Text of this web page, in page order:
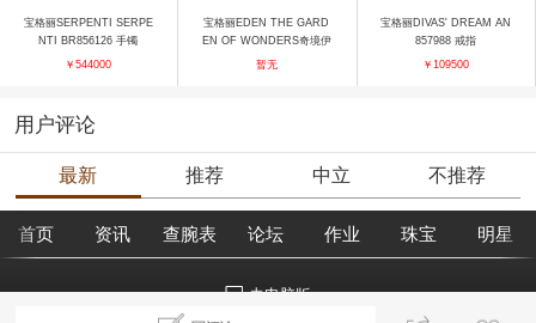
宝格丽SERPENTI SERPE
NTI BR856126 手镯
￥544000
宝格丽EDEN THE GARD
EN OF WONDERS奇境伊
甸园高级珠宝项链 项链
暂无
宝格丽DIVAS' DREAM AN
857988 戒指
￥109500
用户评论
最新 推荐 中立 不推荐
首页 资讯 查腕表 论坛 作业 珠宝 明星
去电脑版